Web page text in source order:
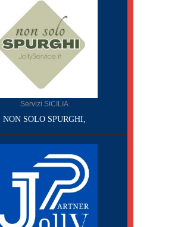
Servizi SICILIA
NON SOLO SPURGHI,